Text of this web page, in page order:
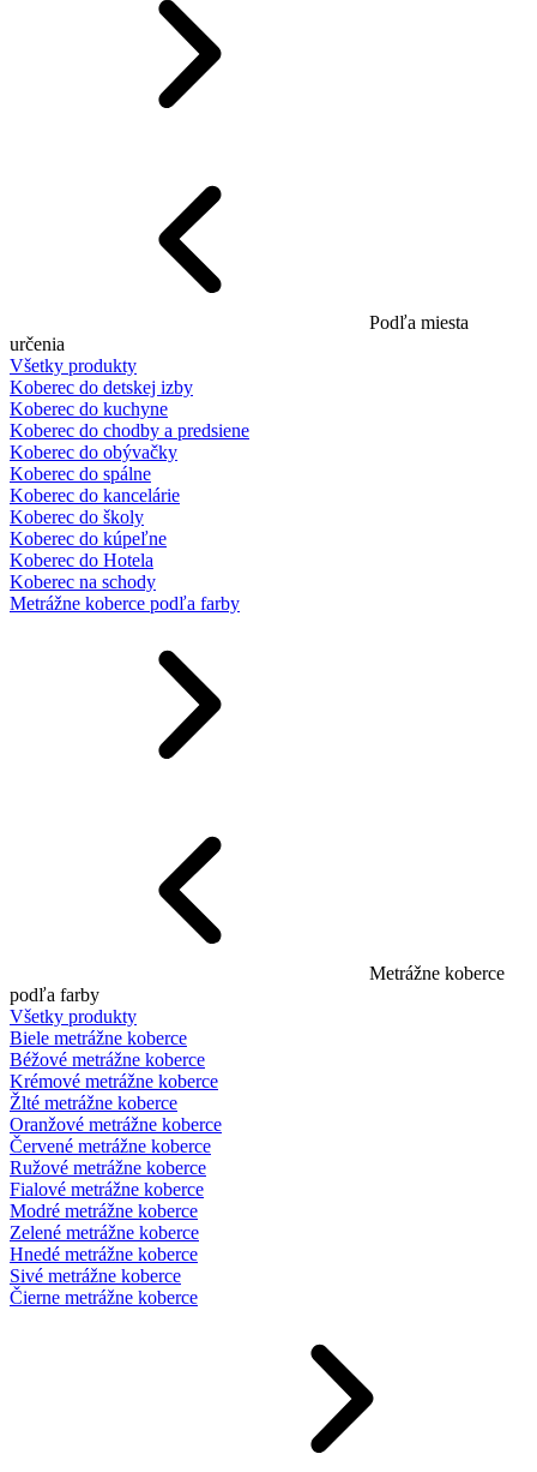
Podľa miesta
určenia
Všetky produkty
Koberec do detskej izby
Koberec do kuchyne
Koberec do chodby a predsiene
Koberec do obývačky
Koberec do spálne
Koberec do kancelárie
Koberec do školy
Koberec do kúpeľne
Koberec do Hotela
Koberec na schody
Metrážne koberce podľa farby
Metrážne koberce
podľa farby
Všetky produkty
Biele metrážne koberce
Béžové metrážne koberce
Krémové metrážne koberce
Žlté metrážne koberce
Oranžové metrážne koberce
Červené metrážne koberce
Ružové metrážne koberce
Fialové metrážne koberce
Modré metrážne koberce
Zelené metrážne koberce
Hnedé metrážne koberce
Sivé metrážne koberce
Čierne metrážne koberce